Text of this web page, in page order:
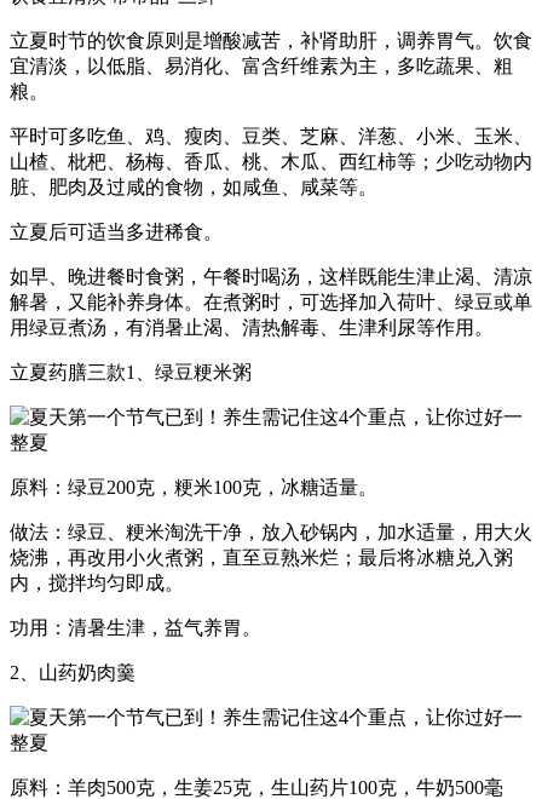
立夏时节的饮食原则是增酸减苦，补肾助肝，调养胃气。饮食
宜清淡，以低脂、易消化、富含纤维素为主，多吃蔬果、粗
粮。
平时可多吃鱼、鸡、瘦肉、豆类、芝麻、洋葱、小米、玉米、
山楂、枇杷、杨梅、香瓜、桃、木瓜、西红柿等；少吃动物内
脏、肥肉及过咸的食物，如咸鱼、咸菜等。
立夏后可适当多进稀食。
如早、晚进餐时食粥，午餐时喝汤，这样既能生津止渴、清凉
解暑，又能补养身体。在煮粥时，可选择加入荷叶、绿豆或单
用绿豆煮汤，有消暑止渴、清热解毒、生津利尿等作用。
立夏药膳三款1、绿豆粳米粥
原料：绿豆200克，粳米100克，冰糖适量。
做法：绿豆、粳米淘洗干净，放入砂锅内，加水适量，用大火
烧沸，再改用小火煮粥，直至豆熟米烂；最后将冰糖兑入粥
内，搅拌均匀即成。
功用：清暑生津，益气养胃。
2、山药奶肉羹
原料：羊肉500克，生姜25克，生山药片100克，牛奶500毫